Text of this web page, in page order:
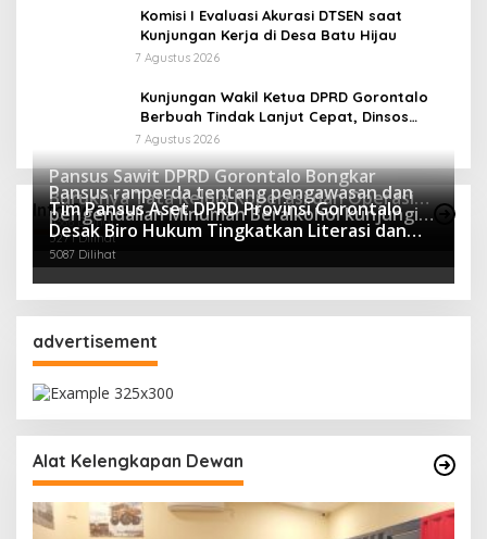
Komisi I Evaluasi Akurasi DTSEN saat
Kunjungan Kerja di Desa Batu Hijau
7 Agustus 2026
Kunjungan Wakil Ketua DPRD Gorontalo
Berbuah Tindak Lanjut Cepat, Dinsos
Provinsi Bantu Remaja Terlantar Asal
Gorut
7 Agustus 2026
Info Pansus
Pansus Sawit DPRD Gorontalo Bongkar
Buruknya Tata Kelola Koperasi dan Operasi
Ilegal Perusahaan
5386 Dilihat
Pansus ranperda tentang pengawasan dan
pengendalian Minuman Beralkohol kunjungi
Polres Boalemo
5271 Dilihat
Tim Pansus Aset DPRD Provinsi Gorontalo
Desak Biro Hukum Tingkatkan Literasi dan
Mitigasi Resiko Hukum Terkait Aset Daerah
5087 Dilihat
advertisement
Alat Kelengkapan Dewan